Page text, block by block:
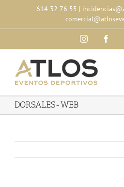
content
614 32 76 55 |
Instagram
DORSALES-WEB